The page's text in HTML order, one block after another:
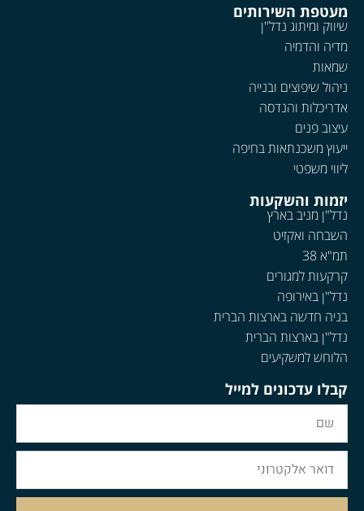
מעטפת השירותים
שיווק ומיתוג נדל"ן
מדיה והדמיה
שמאות
ניהול שיפוצים ובנייה
אדריכלות והנדסה
עיצוב פנים
ייעוץ משכנתאות בחיפה
ליווי משפטי
יזמות והשקעות
נדל"ן מניב בארץ
השבחה ואקזיט
תמ"א 38
קרקעות למגורים
נדל"ן באירופה
בניה חדשה בארצות הברית
נדל"ן בארצות הברית
הלוחש למשקיעים
קבלו עדכונים למייל